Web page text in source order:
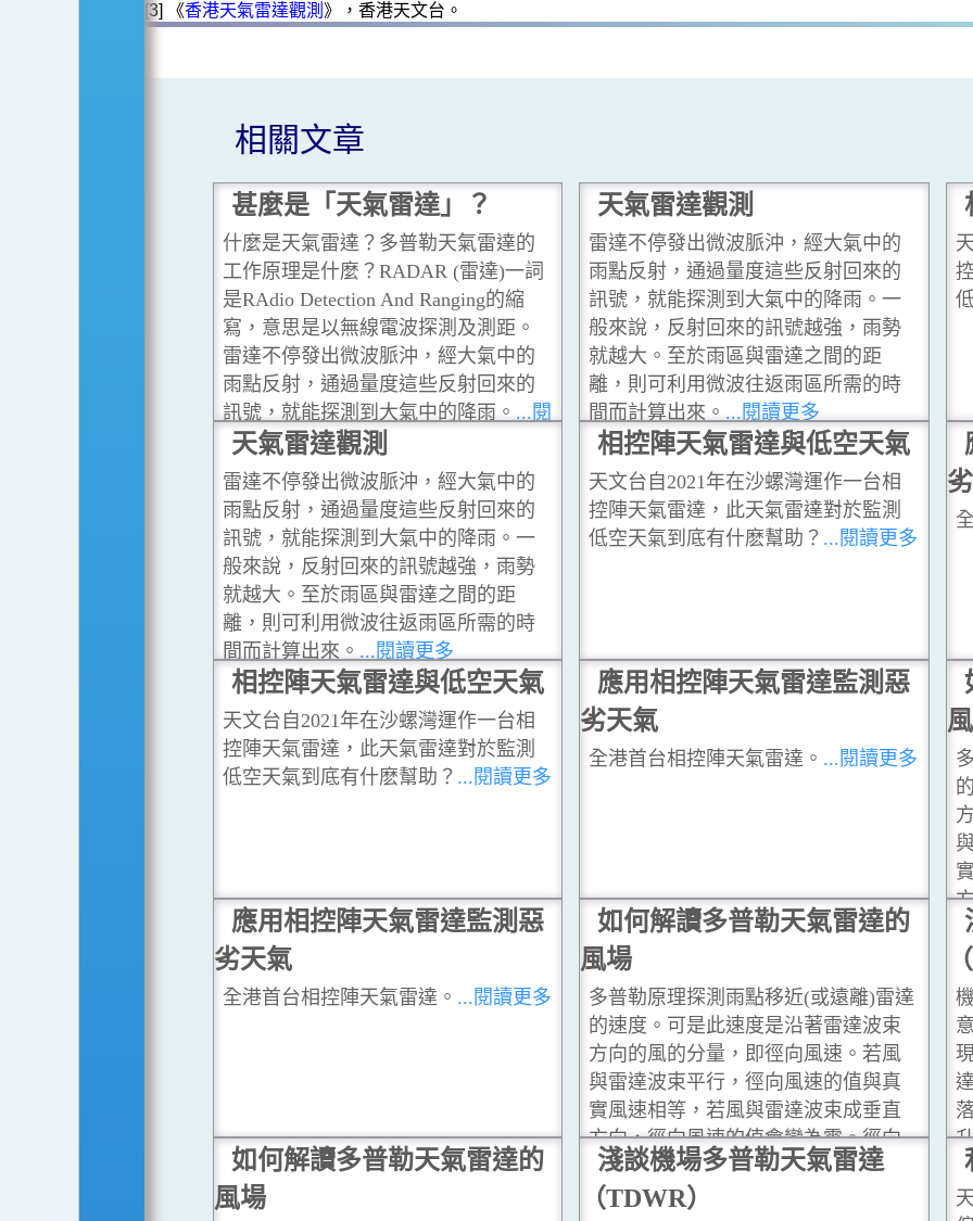
[3] 《香港天氣雷達觀測 》，香港天文台。
相關文章
甚麼是「天氣雷達」？
什麼是天氣雷達？多普勒天氣雷達的
工作原理是什麼？RADAR (雷達)一詞
是RAdio Detection And Ranging的縮
寫，意思是以無線電波探測及測距。
雷達不停發出微波脈沖，經大氣中的
雨點反射，通過量度這些反射回來的
訊號，就能探測到大氣中的降雨。 ...閱
讀更多
天氣雷達觀測
雷達不停發出微波脈沖，經大氣中的
雨點反射，通過量度這些反射回來的
訊號，就能探測到大氣中的降雨。一
般來說，反射回來的訊號越強，雨勢
就越大。至於雨區與雷達之間的距
離，則可利用微波往返雨區所需的時
間而計算出來。 ...閱讀更多
天氣雷達觀測
雷達不停發出微波脈沖，經大氣中的
雨點反射，通過量度這些反射回來的
訊號，就能探測到大氣中的降雨。一
般來說，反射回來的訊號越強，雨勢
就越大。至於雨區與雷達之間的距
離，則可利用微波往返雨區所需的時
間而計算出來。 ...閱讀更多
相控陣天氣雷達與低空天氣
天文台自2021年在沙螺灣運作一台相
控陣天氣雷達，此天氣雷達對於監測
低空天氣到底有什麽幫助？ ...閱讀更多
相控陣天氣雷達與低空天氣
天文台自2021年在沙螺灣運作一台相
控陣天氣雷達，此天氣雷達對於監測
低空天氣到底有什麽幫助？ ...閱讀更多
應用相控陣天氣雷達監測惡
劣天氣
全港首台相控陣天氣雷達。 ...閱讀更多
應用相控陣天氣雷達監測惡
劣天氣
全港首台相控陣天氣雷達。 ...閱讀更多
如何解讀多普勒天氣雷達的
風場
多普勒原理探測雨點移近(或遠離)雷達
的速度。可是此速度是沿著雷達波束
方向的風的分量，即徑向風速。若風
與雷達波束平行，徑向風速的值與真
實風速相等，若風與雷達波束成垂直
方向，徑向風速的值會變為零。徑向
風速為零的線稱為零徑速線。...閱讀更
多
如何解讀多普勒天氣雷達的
風場
淺談機場多普勒天氣雷達
（TDWR）